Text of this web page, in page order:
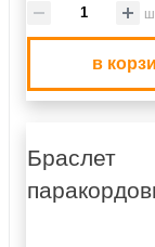
в
Браслет